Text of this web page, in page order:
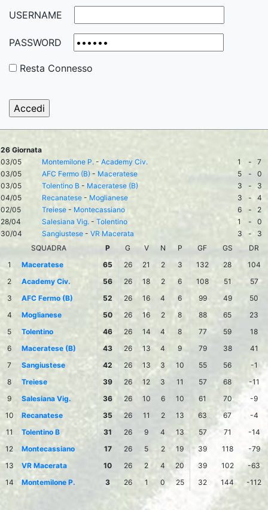
USERNAME
PASSWORD
Resta Connesso
26 Giornata
03/05
Montemilone P. - Academy Civ. 1 -
7
03/05
AFC Fermo (B) - Maceratese 5 -
0
03/05
Tolentino B - Maceratese (B) 3 -
3
04/05
Recanatese - Moglianese 3 -
4
02/05
Treiese - Montecassiano 6 -
2
28/04
Salesiana Vig. - Tolentino 1 -
0
30/04
Sangiustese - VR Macerata 3 -
3
SQUADRA
P G V N P GF GS
DR
1
Maceratese 65 26 21 2 3 132 28
104
2
Academy Civ. 56 26 18 2 6 108 51
57
3
AFC Fermo (B) 52 26 16 4 6 99 49
50
4
Moglianese 50 26 16 2 8 88 65
23
5
Tolentino 46 26 14 4 8 77 59
18
6
Maceratese (B) 43 26 13 4 9 79 38
41
7
Sangiustese 42 26 13 3 10 55 56
-1
8
Treiese 39 26 12 3 11 57 68
-11
9
Salesiana Vig. 36 26 10 6 10 61 70
-9
10
Recanatese 35 26 11 2 13 63 67
-4
11
Tolentino B 31 26 9 4 13 57 71
-14
12
Montecassiano 17 26 5 2 19 39 118
-79
13
VR Macerata 10 26 2 4 20 39 102
-63
14
Montemilone P. 3 26 1 0 25 32 144 -112